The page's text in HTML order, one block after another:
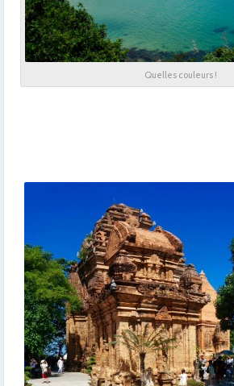
Quelles couleurs !